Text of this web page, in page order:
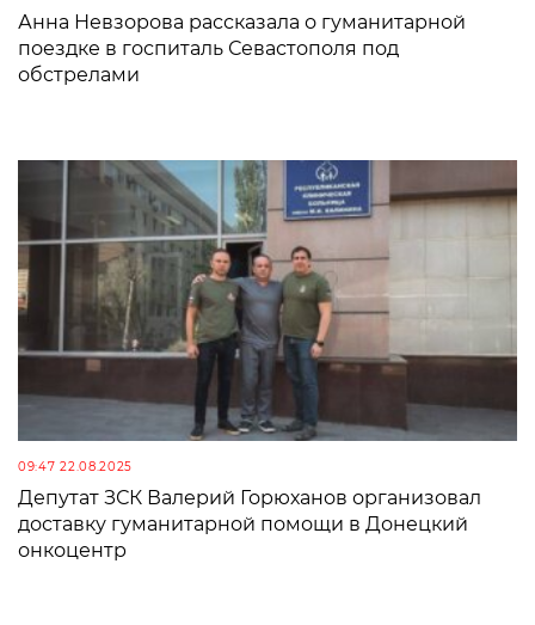
Анна Невзорова рассказала о гуманитарной
поездке в госпиталь Севастополя под
обстрелами
09:47 22.08.2025
Депутат ЗСК Валерий Горюханов организовал
доставку гуманитарной помощи в Донецкий
онкоцентр